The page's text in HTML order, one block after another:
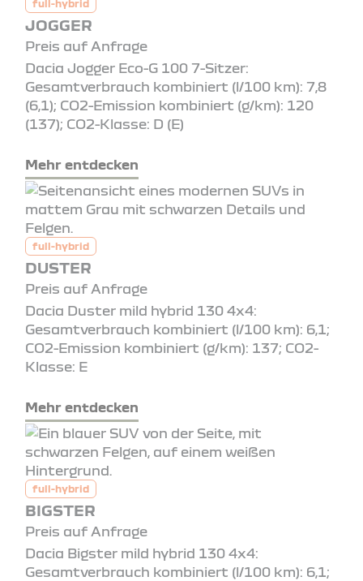
full-hybrid
JOGGER
Preis auf Anfrage
Dacia Jogger Eco-G 100 7-Sitzer:
Gesamtverbrauch kombiniert (l/100 km): 7,8
(6,1); CO2-Emission kombiniert (g/km): 120
(137); CO2-Klasse: D (E)
Mehr entdecken
full-hybrid
DUSTER
Preis auf Anfrage
Dacia Duster mild hybrid 130 4x4:
Gesamtverbrauch kombiniert (l/100 km): 6,1;
CO2-Emission kombiniert (g/km): 137; CO2-
Klasse: E
Mehr entdecken
full-hybrid
BIGSTER
Preis auf Anfrage
Dacia Bigster mild hybrid 130 4x4:
Gesamtverbrauch kombiniert (l/100 km): 6,1;